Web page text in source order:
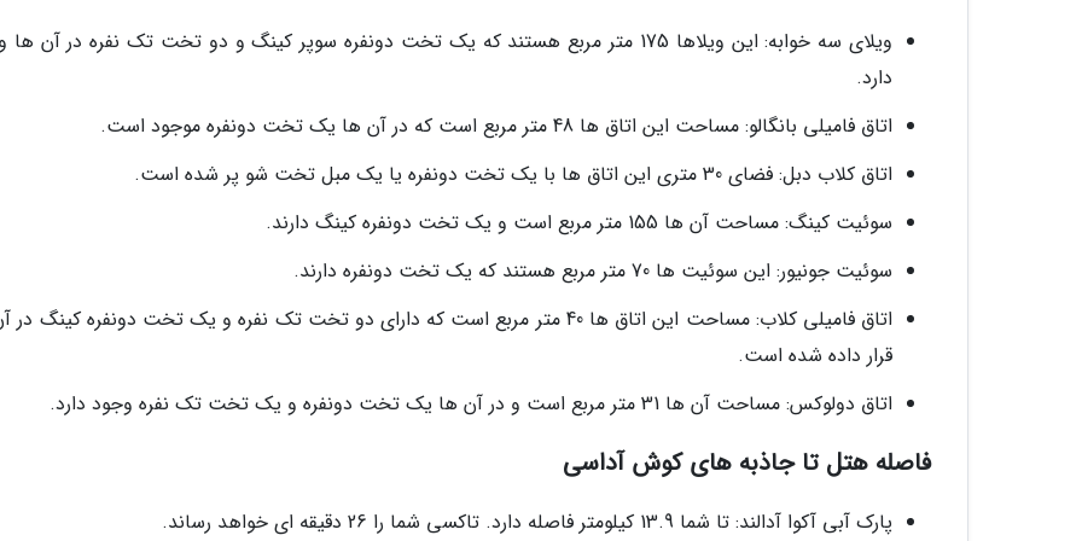
ویلای سه خوابه: این ویلاها 175 متر مربع هستند که یک تخت دونفره سوپر کینگ و دو تخت تک نفره در آن
دارد.
اتاق فامیلی بانگالو: مساحت این اتاق ها 48 متر مربع است که در آن ها یک تخت دونفره موجود است.
اتاق کلاب دبل: فضای 30 متری این اتاق ها با یک تخت دونفره یا یک مبل تخت شو پر شده است.
سوئیت کینگ: مساحت آن ها 155 متر مربع است و یک تخت دونفره کینگ دارند.
سوئیت جونیور: این سوئیت ها 70 متر مربع هستند که یک تخت دونفره دارند.
اتاق فامیلی کلاب: مساحت این اتاق ها 40 متر مربع است که دارای دو تخت تک نفره و یک تخت دونفره کینگ
قرار داده شده است.
اتاق دولوکس: مساحت آن ها 31 متر مربع است و در آن ها یک تخت دونفره و یک تخت تک نفره وجود دارد.
فاصله هتل تا جاذبه های کوش آداسی
پارک آبی آکوا آدالند: تا شما 13.9 کیلومتر فاصله دارد. تاکسی شما را 26 دقیقه ای خواهد رساند.